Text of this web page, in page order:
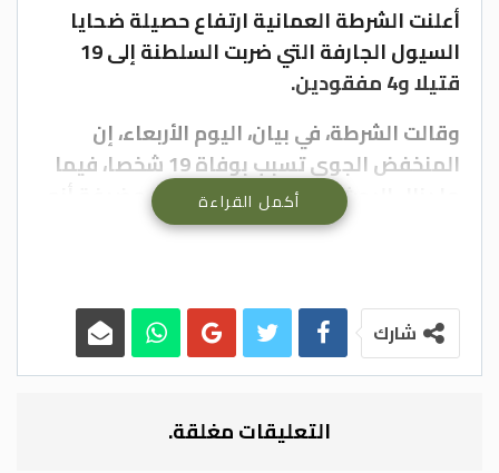
أعلنت الشرطة العمانية ارتفاع حصيلة ضحايا
السيول الجارفة التي ضربت السلطنة إلى 19
قتيلا و4 مفقودين.
وقالت الشرطة، في بيان، اليوم الأربعاء، إن
المنخفض الجوي تسبب بوفاة 19 شخصا، فيما
ما يزال البحث جاريا عن 4 مفقودين، مضيفة أنه
تم إنقاذ أكثر من 1630 شخصا، وإجلاء أكثر من
أكمل القراءة
شارك
التعليقات مغلقة.